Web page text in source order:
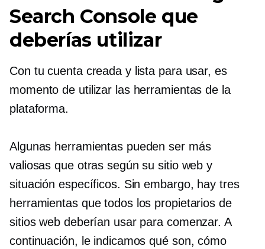
Search Console que
deberías utilizar
Con tu cuenta creada y lista para usar, es
momento de utilizar las herramientas de la
plataforma.
Algunas herramientas pueden ser más
valiosas que otras según su sitio web y
situación específicos. Sin embargo, hay tres
herramientas que todos los propietarios de
sitios web deberían usar para comenzar. A
continuación, le indicamos qué son, cómo